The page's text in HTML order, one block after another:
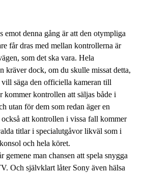
emot denna gång är att den otympliga
får dras med mellan kontrollerna är
som det ska vara. Hela
kräver dock, om du skulle missat detta,
säga den officiella kameran till
kommer kontrollen att säljas både i
utan för dem som redan äger en
också att kontrollen i vissa fall kommer
titlar i specialutgåvor likväl som i
och hela köret.
gemene man chansen att spela snygga
Och självklart låter Sony även hälsa